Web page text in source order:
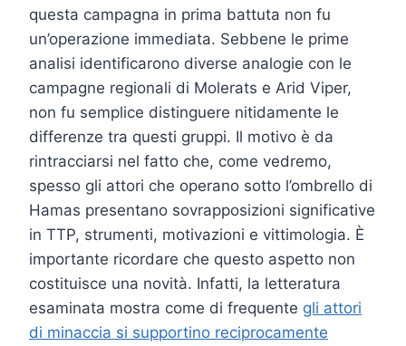
questa campagna in prima battuta non fu
un’operazione immediata. Sebbene le prime
analisi identificarono diverse analogie con le
campagne regionali di Molerats e Arid Viper,
non fu semplice distinguere nitidamente le
differenze tra questi gruppi. Il motivo è da
rintracciarsi nel fatto che, come vedremo,
spesso gli attori che operano sotto l’ombrello di
Hamas presentano sovrapposizioni significative
in TTP, strumenti, motivazioni e vittimologia. È
importante ricordare che questo aspetto non
costituisce una novità. Infatti, la letteratura
esaminata mostra come di frequente gli attori
di minaccia si supportino reciprocamente